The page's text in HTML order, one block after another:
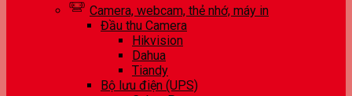
Camera, webcam, thẻ nhớ, máy in
Đầu thu Camera
Hikvision
Dahua
Tiandy
Bộ lưu điện (UPS)